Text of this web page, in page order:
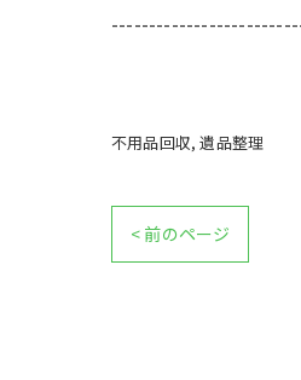
不用品回収 遺品整理
< 前のページ